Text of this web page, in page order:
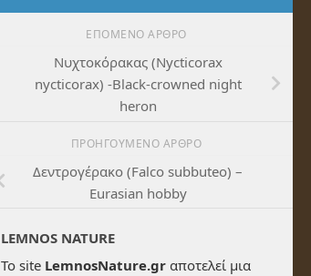
ΕΠΌΜΕΝΟ ΆΡΘΡΟ
Νυχτοκόρακας (Nycticorax
nycticorax) -Black-crowned night
heron
ΠΡΟΗΓΟΎΜΕΝΟ ΆΡΘΡΟ
Δεντρογέρακο (Falco subbuteo) –
Eurasian hobby
LEMNOS NATURE
Το site LemnosNature.gr αποτελεί μια